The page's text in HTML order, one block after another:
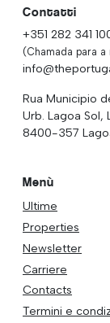
Contatti
+351 282 341
(Chamada para
Rua Municipio
Urb. Lagoa Sol,
8400-357
Menù
Ultime
Properties
Newsletter
Carriere
Contacts
Termini e